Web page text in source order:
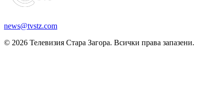
news@tvstz.com
© 2026 Телевизия Стара Загора. Всички права запазени.